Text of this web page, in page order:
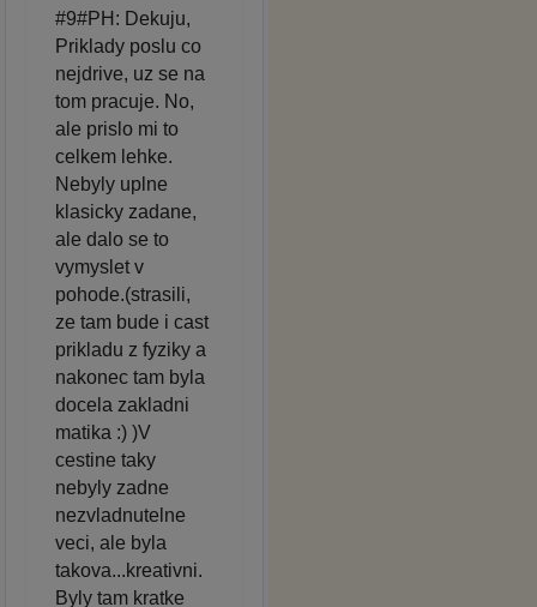
#9#PH: Dekuju,
Priklady poslu co
nejdrive, uz se na
tom pracuje. No,
ale prislo mi to
celkem lehke.
Nebyly uplne
klasicky zadane,
ale dalo se to
vymyslet v
pohode.(strasili,
ze tam bude i cast
prikladu z fyziky a
nakonec tam byla
docela zakladni
matika :) )V
cestine taky
nebyly zadne
nezvladnutelne
veci, ale byla
takova...kreativni.
Byly tam kratke